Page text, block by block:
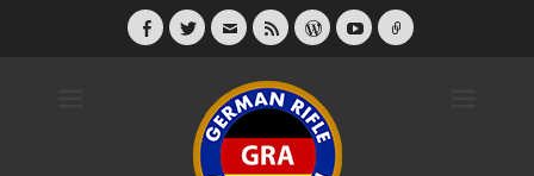
Facebook
Twitter
E-
Feed WordPress
YouTube
Link